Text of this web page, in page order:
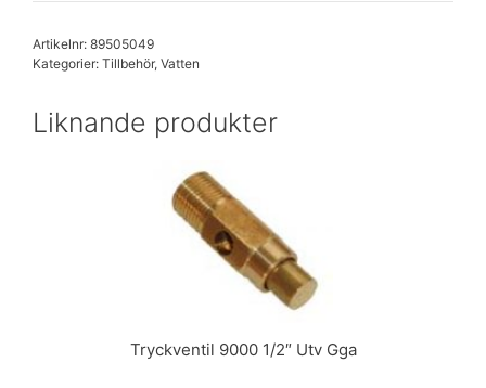
Artikelnr: 89505049
Kategorier: Tillbehör, Vatten
Liknande produkter
Tryckventil 9000 1/2″ Utv Gga